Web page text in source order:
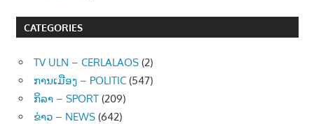
CATEGORIES
TV ULN – CERLALAOS (2)
ການເມືອງ – POLITIC (547)
ກິລາ – SPORT (209)
ຂ່າວ – NEWS (642)